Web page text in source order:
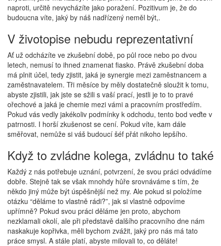
naproti, určitě nevycházíte jako poražení. Pozitivum je, že do
budoucna víte, jaký by náš nadřízený neměl být,.
V životopise nebudu reprezentativní
Ať už odcházíte ve zkušební době, po půl roce nebo po dvou
letech, nemusí to ihned znamenat fiasko. Právě zkušební doba
má plnit účel, tedy zjistit, jaká je synergie mezi zaměstnancem a
zaměstnavatelem. Tři měsíce by měly dostatečně sloužit k tomu,
abyste zjistili, jak jste se sžili s vaší prací, jestli je to to pravé
ořechové a jaká je chemie mezi vámi a pracovním prostředím.
Pokud vás vedly jakékoliv podmínky k odchodu, tento bod veďte v
patrnosti. I horší zkušenost se cení. Pokud víte, kam dále
směřovat, nemůže si váš budoucí šéf přát nikoho lepšího.
Když to zvládne kolega, zvládnu to také
Každý z nás potřebuje uznání, potvrzení, že svou práci odvádíme
dobře. Stejně tak se však mnohdy hůře srovnáváme s tím, že
někdo jiný může být úspěšnější než my. Ale pokud si položíme
otázku “děláme to vlastně rádi?”, jak si vlastně odpovíme
upřímně? Pokud svou práci děláme jen proto, abychom
nezklamali okolí, ale při představě dalšího pracovního dne nám
naskakuje kopřivka, měli bychom zvážit, jaký pro nás má tato
práce smysl. A stále platí, abyste milovali to, co děláte!